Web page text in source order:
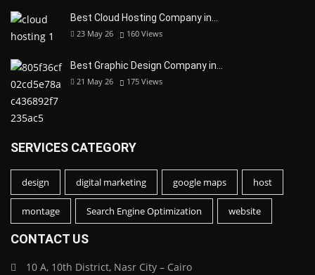
Best Cloud Hosting Company in…
23 May 26 160 Views
Best Graphic Design Company in…
21 May 26 175 Views
SERVICES CATEGORY
design digital marketing google maps host
montage Search Engine Optimization website
CONTACT US
10 A, 10th District, Nasr City – Cairo